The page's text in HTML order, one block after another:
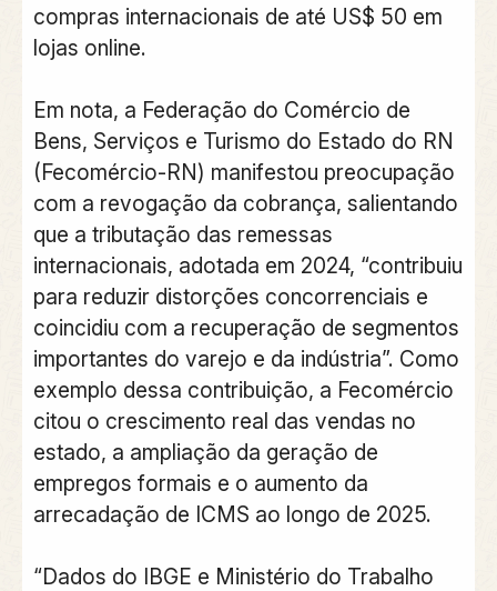
compras internacionais de até US$ 50 em
lojas online.
Em nota, a Federação do Comércio de
Bens, Serviços e Turismo do Estado do RN
(Fecomércio-RN) manifestou preocupação
com a revogação da cobrança, salientando
que a tributação das remessas
internacionais, adotada em 2024, “contribuiu
para reduzir distorções concorrenciais e
coincidiu com a recuperação de segmentos
importantes do varejo e da indústria”. Como
exemplo dessa contribuição, a Fecomércio
citou o crescimento real das vendas no
estado, a ampliação da geração de
empregos formais e o aumento da
arrecadação de ICMS ao longo de 2025.
“Dados do IBGE e Ministério do Trabalho